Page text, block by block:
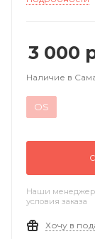
3 000
Наличие в
OS
Наши
условия заказа
Хочу в